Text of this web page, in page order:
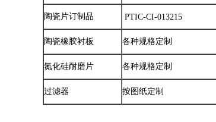
陶瓷片订制品 PTIC-CI-013215
陶瓷橡胶衬板 各种规格定制
氮化硅耐磨片 各种规格定制
过滤器 按图纸定制